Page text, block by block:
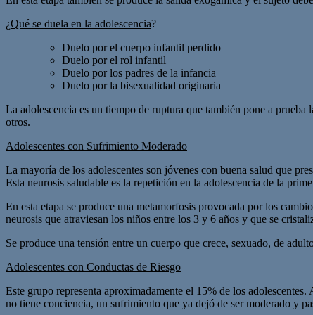
¿Qué se duela en la adolescencia?
Duelo por el cuerpo infantil perdido
Duelo por el rol infantil
Duelo por los padres de la infancia
Duelo por la bisexualidad originaria
La adolescencia es un tiempo de ruptura que también pone a
otros.
Adolescentes con Sufrimiento Moderado
La mayoría de los adolescentes son jóvenes con buena salud que
Esta neurosis saludable es la repetición en la adolescencia de la
En esta etapa se produce una metamorfosis provocada por los
neurosis que atraviesan los niños entre los 3 y 6 años y que se
Se produce una tensión entre un cuerpo que crece, sexuado, de
Adolescentes con Conductas de Riesgo
Este grupo representa aproximadamente el 15% de los
no tiene conciencia, un sufrimiento que ya dejó de ser moderado y